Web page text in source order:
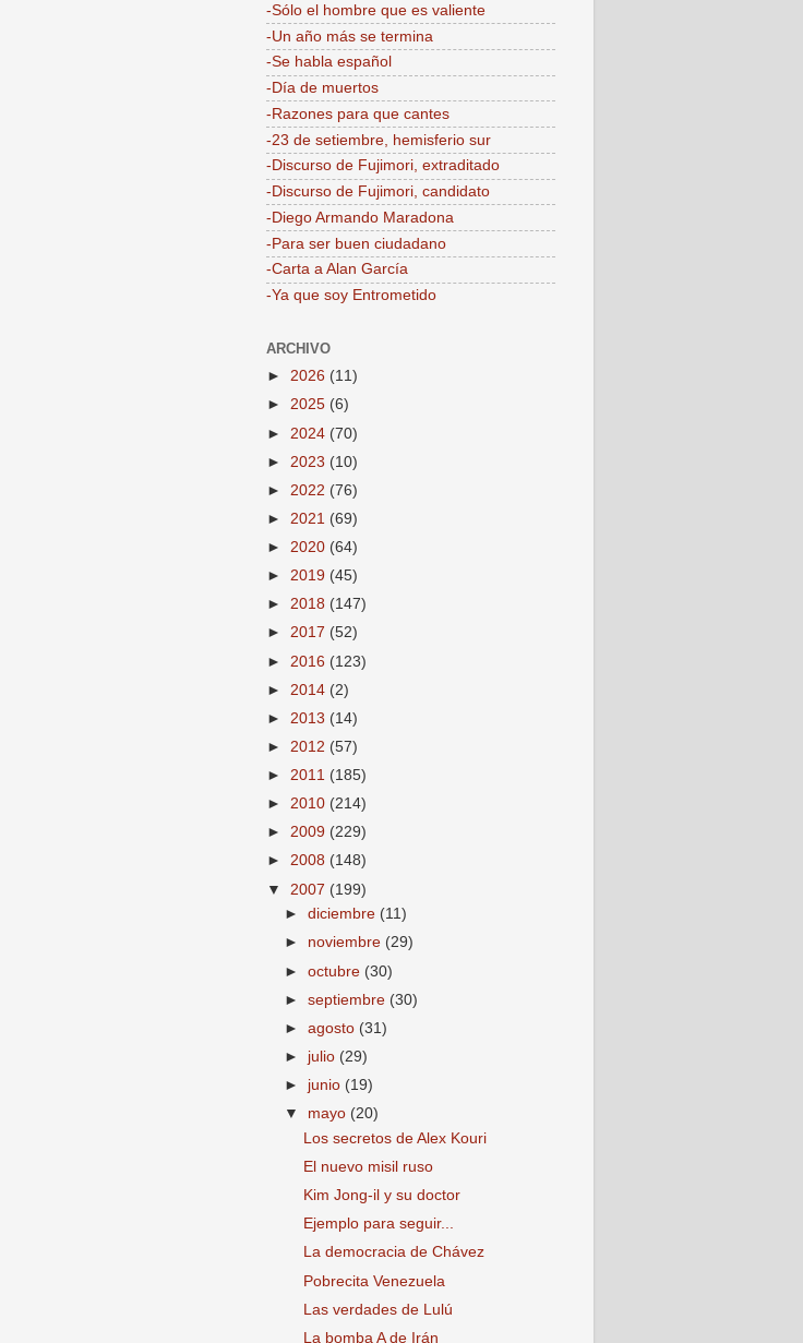
-Sólo el hombre que es valiente
-Un año más se termina
-Se habla español
-Día de muertos
-Razones para que cantes
-23 de setiembre, hemisferio sur
-Discurso de Fujimori, extraditado
-Discurso de Fujimori, candidato
-Diego Armando Maradona
-Para ser buen ciudadano
-Carta a Alan García
-Ya que soy Entrometido
ARCHIVO
► 2026 (11)
► 2025 (6)
► 2024 (70)
► 2023 (10)
► 2022 (76)
► 2021 (69)
► 2020 (64)
► 2019 (45)
► 2018 (147)
► 2017 (52)
► 2016 (123)
► 2014 (2)
► 2013 (14)
► 2012 (57)
► 2011 (185)
► 2010 (214)
► 2009 (229)
► 2008 (148)
▼ 2007 (199)
►diciembre (11)
► noviembre (29)
►octubre (30)
►septiembre (30)
►agosto (31)
► julio (29)
► junio (19)
▼ mayo (20)
Los secretos de Alex Kouri
El nuevo misil ruso
Kim Jong-il y su doctor
Ejemplo para seguir...
La democracia de Chávez
Pobrecita Venezuela
Las verdades de Lulú
La bomba A de Irán